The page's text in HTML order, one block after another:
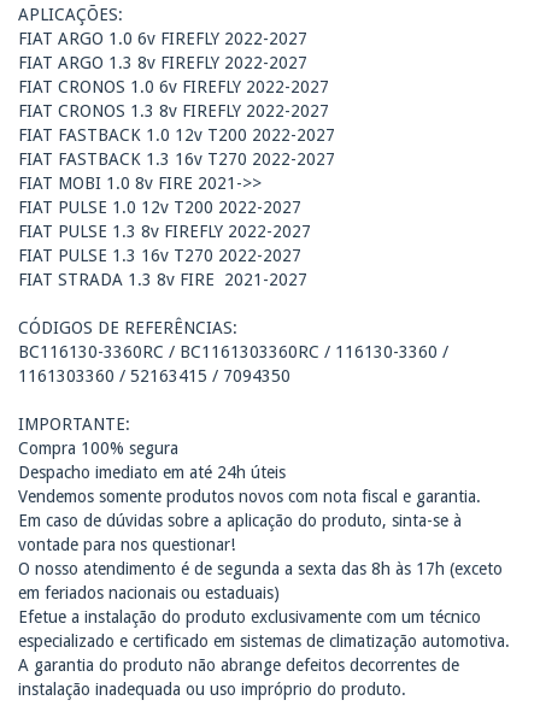
APLICAÇÕES:
FIAT ARGO 1.0 6v FIREFLY 2022-2027
FIAT ARGO 1.3 8v FIREFLY 2022-2027
FIAT CRONOS 1.0 6v FIREFLY 2022-2027
FIAT CRONOS 1.3 8v FIREFLY 2022-2027
FIAT FASTBACK 1.0 12v T200 2022-2027
FIAT FASTBACK 1.3 16v T270 2022-2027
FIAT MOBI 1.0 8v FIRE 2021->>
FIAT PULSE 1.0 12v T200 2022-2027
FIAT PULSE 1.3 8v FIREFLY 2022-2027
FIAT PULSE 1.3 16v T270 2022-2027
FIAT STRADA 1.3 8v FIRE 2021-2027
CÓDIGOS DE REFERÊNCIAS:
BC116130-3360RC / BC1161303360RC / 116130-3360 /
1161303360 / 52163415 / 7094350
IMPORTANTE:
Compra 100% segura
Despacho imediato em até 24h úteis
Vendemos somente produtos novos com nota fiscal e garantia.
Em caso de dúvidas sobre a aplicação do produto, sinta-se à
vontade para nos questionar!
O nosso atendimento é de segunda a sexta das 8h às 17h (exceto
em feriados nacionais ou estaduais)
Efetue a instalação do produto exclusivamente com um técnico
especializado e certificado em sistemas de climatização automotiva.
A garantia do produto não abrange defeitos decorrentes de
instalação inadequada ou uso impróprio do produto.